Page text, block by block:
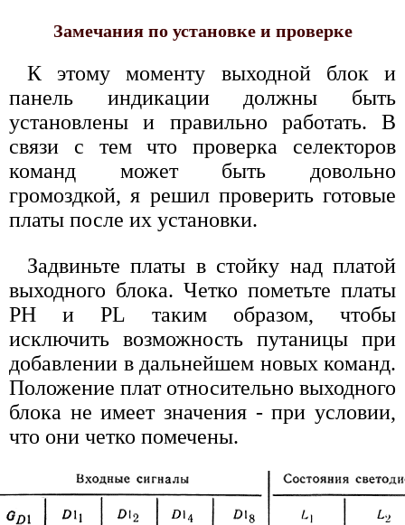
Замечания по установке и проверке
К этому моменту выходной блок и
панель индикации должны быть
установлены и правильно работать. В
связи с тем что проверка селекторов
команд может быть довольно
громоздкой, я решил проверить готовые
платы после их установки.
Задвиньте платы в стойку над платой
выходного блока. Четко пометьте платы
РН и PL таким образом, чтобы
исключить возможность путаницы при
добавлении в дальнейшем новых команд.
Положение плат относительно выходного
блока не имеет значения - при условии,
что они четко помечены.